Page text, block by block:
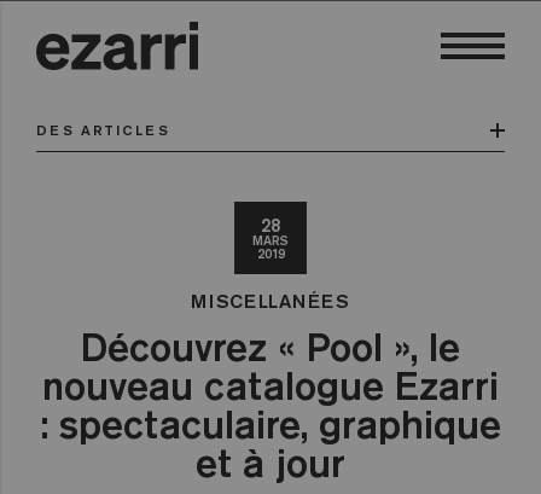
DES ARTICLES
28
MARS
2019
MISCELLANÉES
Découvrez « Pool », le
nouveau catalogue Ezarri
: spectaculaire, graphique
et à jour